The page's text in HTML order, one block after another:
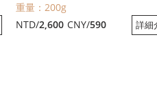
重量：200g
NTD/2,600 CNY/590 詳細